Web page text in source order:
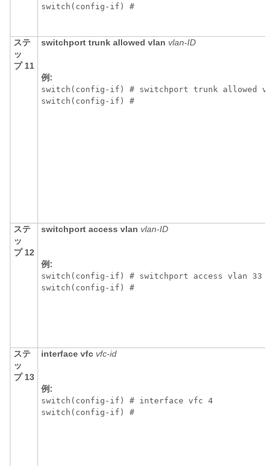
switch(config-if) #
ステ
ッ
プ 11
switchport trunk allowed vlan vlan-ID
例:
switch(config-if) # switchport trunk allowed
switch(config-if) #
ステ
ッ
プ 12
switchport access vlan vlan-ID
例:
switch(config-if) # switchport access vlan 33
switch(config-if) #
ステ
ッ
プ 13
interface vfc vfc-id
例:
switch(config-if) # interface vfc 4
switch(config-if) #